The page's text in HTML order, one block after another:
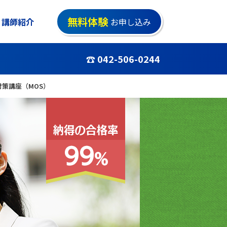
講師紹介 無料体験 お申し込み
☎ 042-506-0244
講座（MOS）